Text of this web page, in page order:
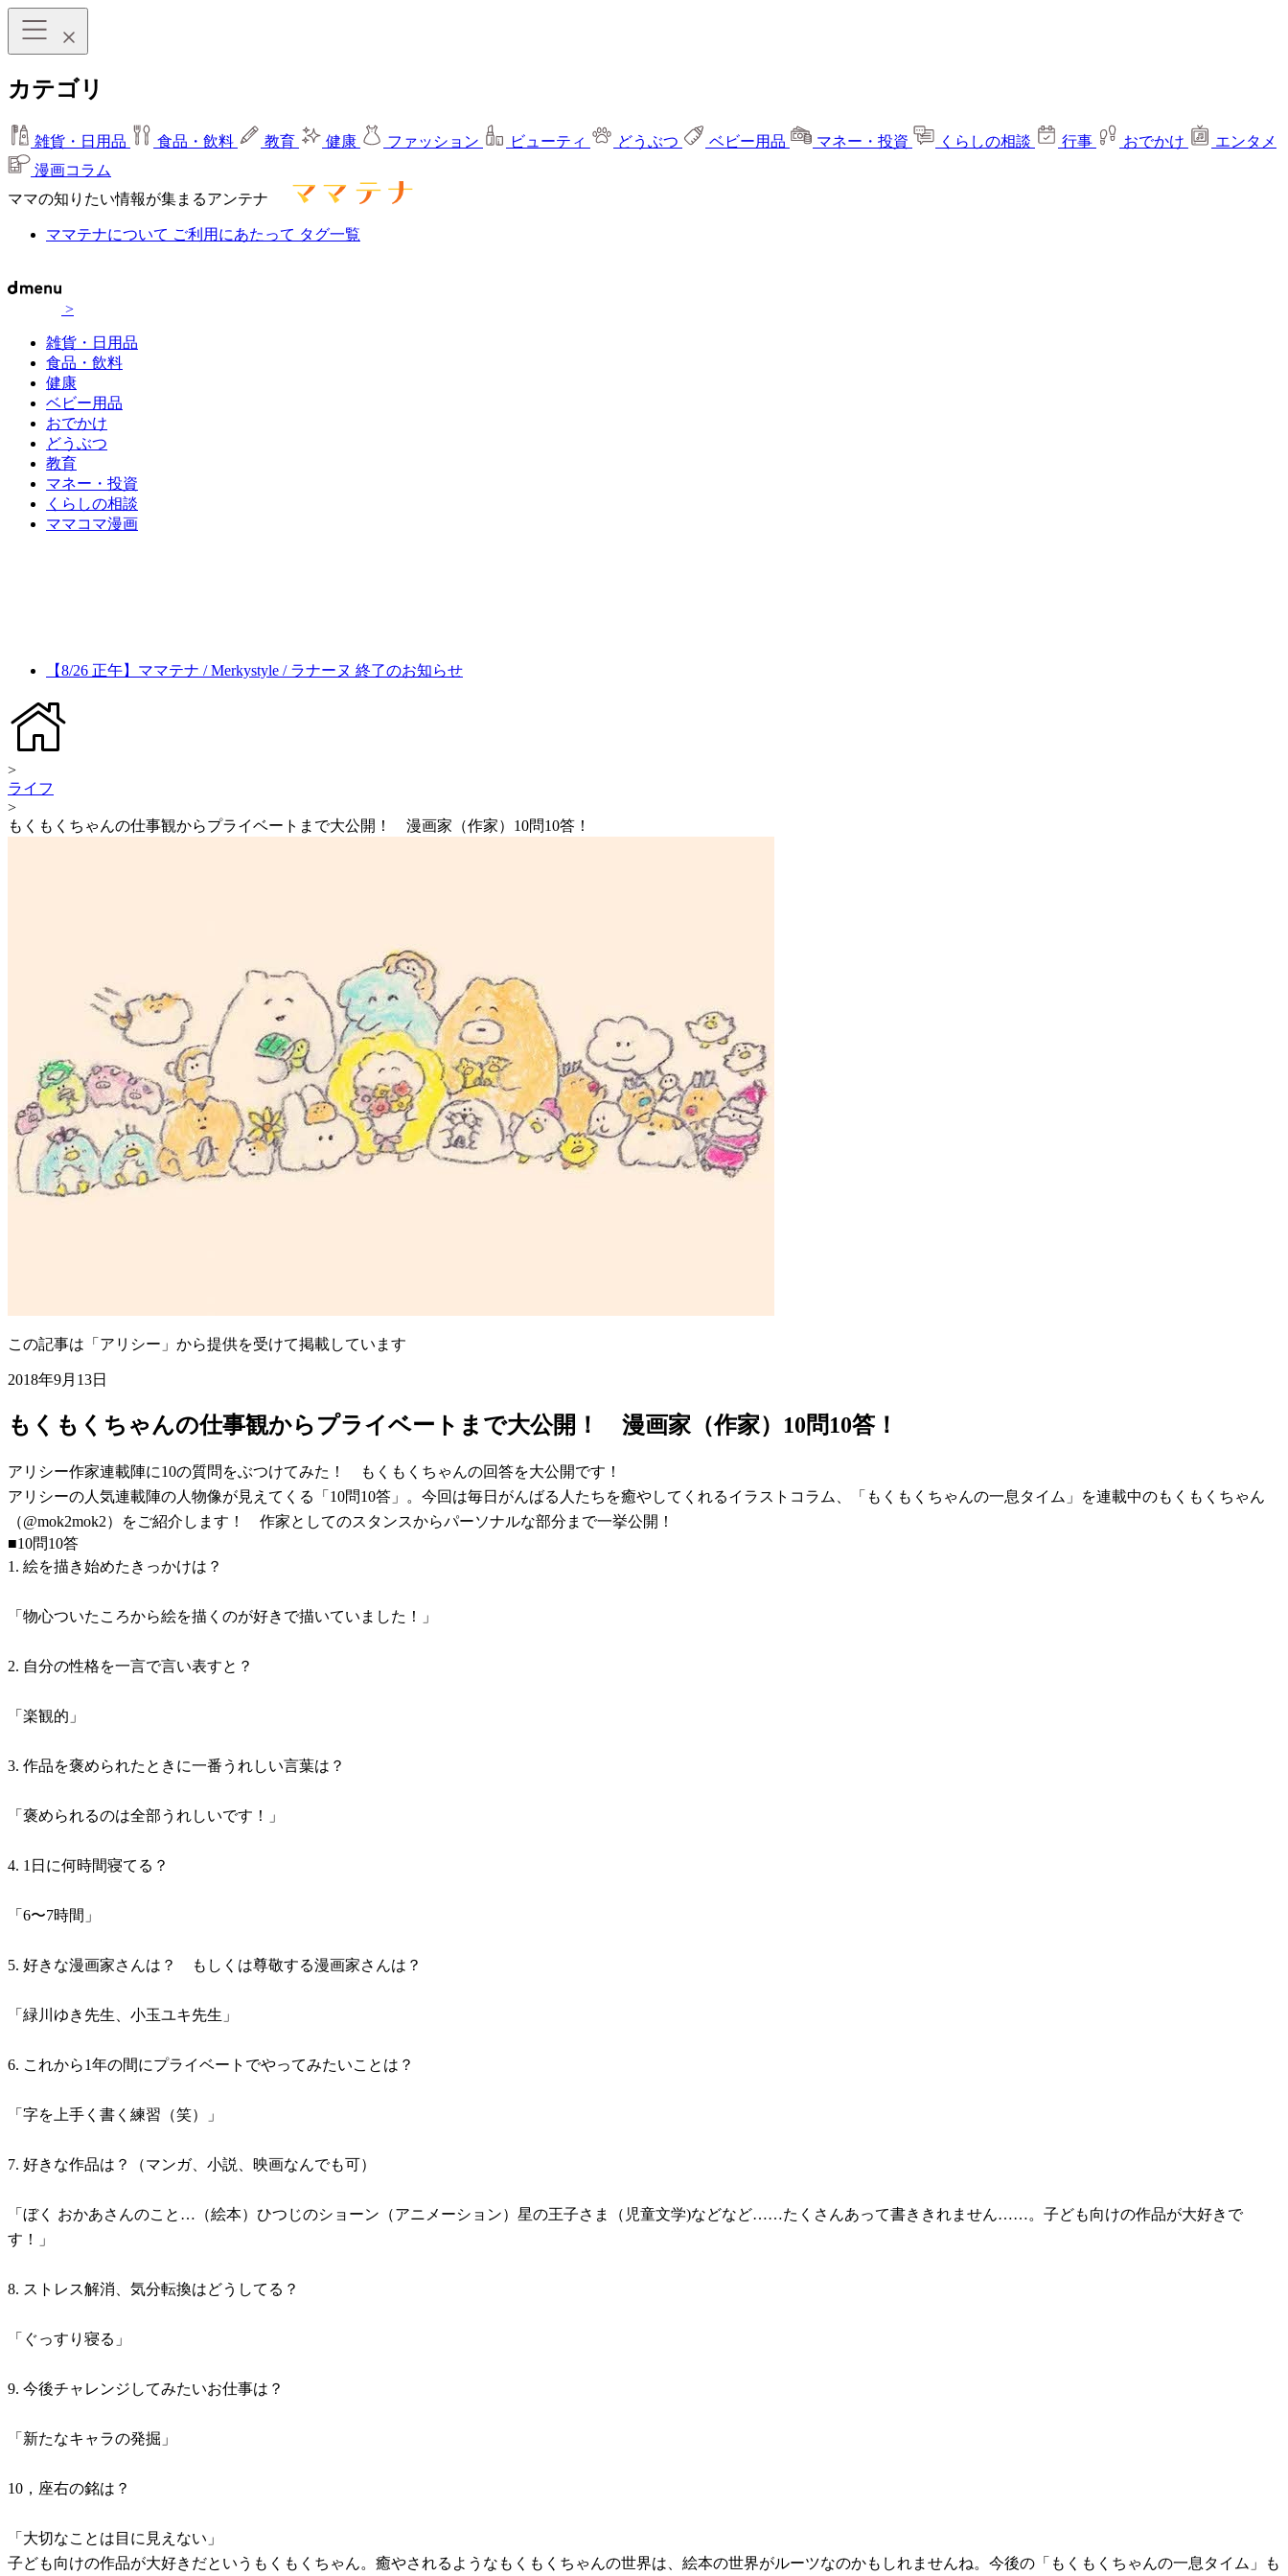
カテゴリ
雑貨・日用品 食品・飲料 教育 健康 ファッション ビューティ どうぶつ ベビー用品 マネー・投資 くらしの相談 行事 おでかけ
エンタメ
漫画コラム
ママの知りたい情報が集まるアンテナ
ママテナについて ご利用にあたって タグ一覧
>
雑貨・日用品
食品・飲料
健康
ベビー用品
おでかけ
どうぶつ
教育
マネー・投資
くらしの相談
ママコマ漫画
【8/26 正午】ママテナ / Merkystyle / ラナーヌ 終了のお知らせ
>
ライフ
>
もくもくちゃんの仕事観からプライベートまで大公開！ 漫画家（作家）10問10答！
この記事は「アリシー」から提供を受けて掲載しています
2018年9月13日
もくもくちゃんの仕事観からプライベートまで大公開！ 漫画家（作家）10問10答！
アリシー作家連載陣に10の質問をぶつけてみた！ もくもくちゃんの回答を大公開です！
アリシーの人気連載陣の人物像が見えてくる「10問10答」。今回は毎日がんばる人たちを癒やしてくれるイラストコラム、「もくもくちゃんの一息タイム」を連載中のもくもくちゃん
（@mok2mok2）をご紹介します！ 作家としてのスタンスからパーソナルな部分まで一挙公開！
■10問10答
1. 絵を描き始めたきっかけは？
「物心ついたころから絵を描くのが好きで描いていました！」
2. 自分の性格を一言で言い表すと？
「楽観的」
3. 作品を褒められたときに一番うれしい言葉は？
「褒められるのは全部うれしいです！」
4. 1日に何時間寝てる？
「6〜7時間」
5. 好きな漫画家さんは？ もしくは尊敬する漫画家さんは？
「緑川ゆき先生、小玉ユキ先生」
6. これから1年の間にプライベートでやってみたいことは？
「字を上手く書く練習（笑）」
7. 好きな作品は？（マンガ、小説、映画なんでも可）
「ぼく おかあさんのこと…（絵本）ひつじのショーン（アニメーション）星の王子さま（児童文学)などなど……たくさんあって書ききれません……。子ども向けの作品が大好きで
す！」
8. ストレス解消、気分転換はどうしてる？
「ぐっすり寝る」
9. 今後チャレンジしてみたいお仕事は？
「新たなキャラの発掘」
10，座右の銘は？
「大切なことは目に見えない」
子ども向けの作品が大好きだというもくもくちゃん。癒やされるようなもくもくちゃんの世界は、絵本の世界がルーツなのかもしれませんね。今後の「もくもくちゃんの一息タイム」も